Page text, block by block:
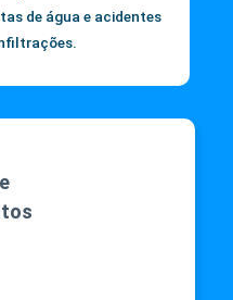
de água e acidentes